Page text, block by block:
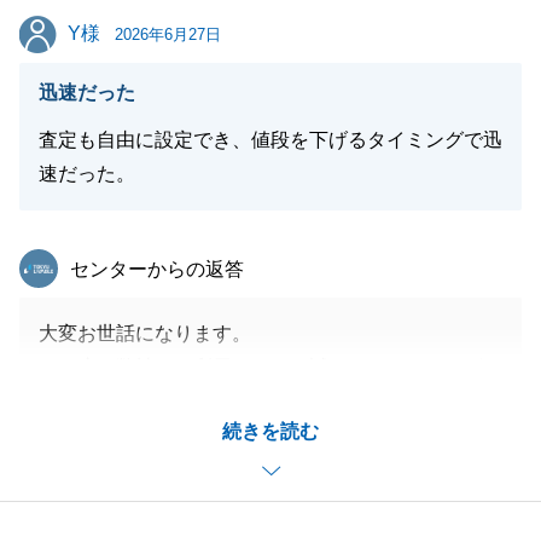
Y様
Y様 2026年6月27日
迅速だった
査定も自由に設定でき、値段を下げるタイミングで迅
速だった。
続きを読む
東急リバブル
センターからの返答
大変お世話になります。
微力ながらY様よりお褒めのお言葉をいただき大変嬉
今後また不動産に関しましてご要望などございました